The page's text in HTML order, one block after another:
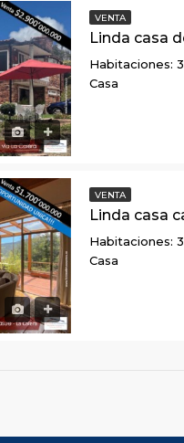
VENTA
Habitaciones: 3
Casa
VENTA
Habitaciones: 3
Casa